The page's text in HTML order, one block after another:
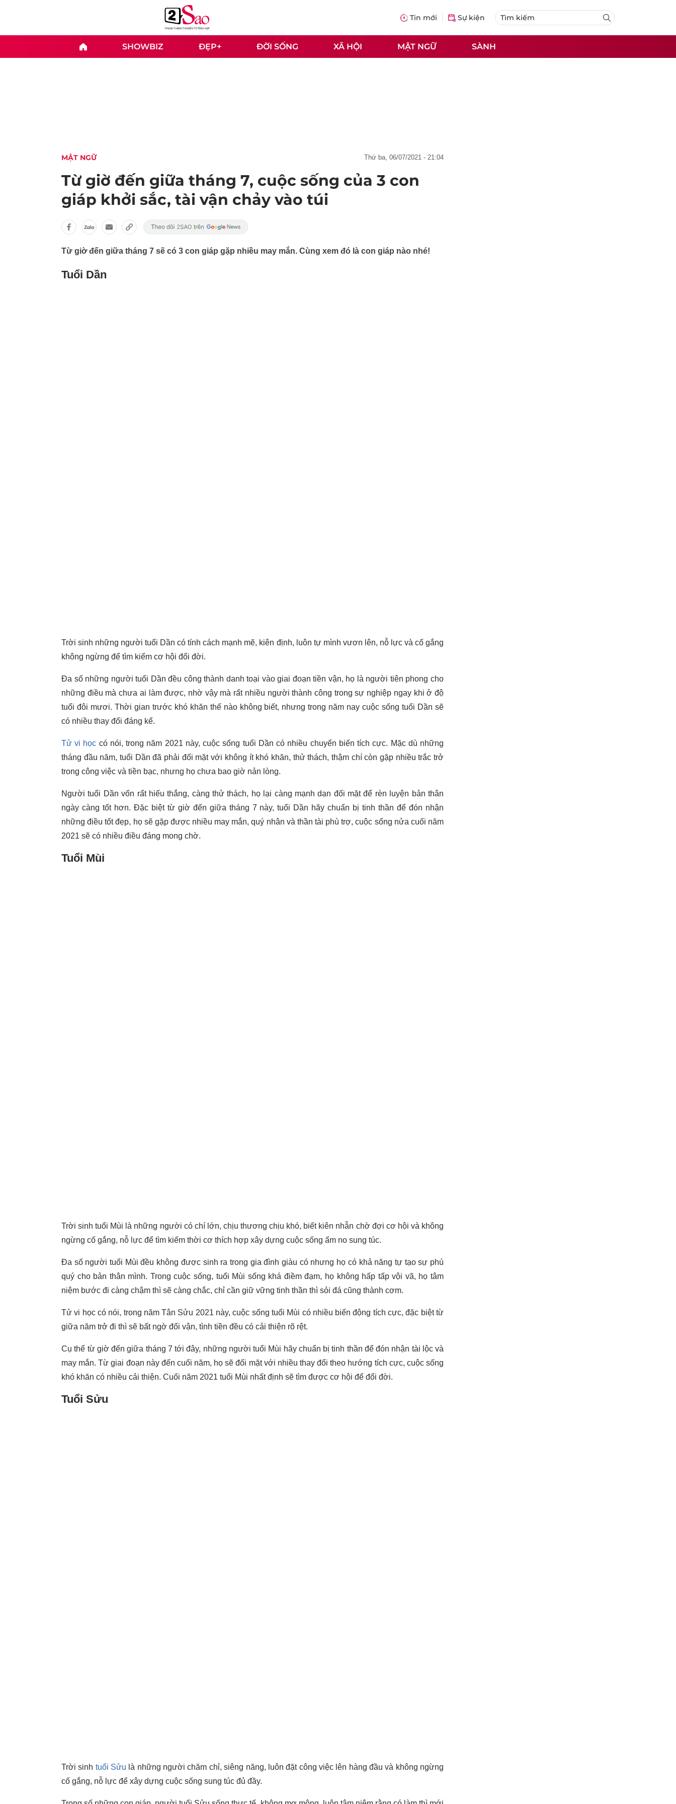
Tin mới Sự kiện
SHOWBIZ ĐẸP+ ĐỜI SỐNG XÃ HỘI MẬT NGỮ SÀNH
MẬT NGỮ thứ ba, 06/07/2021 - 21:04
Từ giờ đến giữa tháng 7, cuộc sống của 3 con
giáp khởi sắc, tài vận chảy vào túi
Từ giờ đến giữa tháng 7 sẽ có 3 con giáp gặp nhiều may mắn. Cùng xem đó là con giáp nào nhé!
Tuổi Dần
Trời sinh những người tuổi Dần có tính cách mạnh mẽ, kiên định, luôn tự mình vươn lên, nỗ lực và cố gắng
không ngừng để tìm kiếm cơ hội đổi đời.
Đa số những người tuổi Dần đều công thành danh toại vào giai đoạn tiền vận, họ là người tiên phong cho
những điều mà chưa ai làm được, nhờ vậy mà rất nhiều người thành công trong sự nghiệp ngay khi ở độ
tuổi đôi mươi. Thời gian trước khó khăn thế nào không biết, nhưng trong năm nay cuộc sống tuổi Dần sẽ
có nhiều thay đổi đáng kể.
Tử vi học có nói, trong năm 2021 này, cuộc sống tuổi Dần có nhiều chuyển biến tích cực. Mặc dù những
tháng đầu năm, tuổi Dần đã phải đối mặt với không ít khó khăn, thử thách, thậm chí còn gặp nhiều trắc trở
trong công việc và tiền bạc, nhưng họ chưa bao giờ nản lòng.
Người tuổi Dần vốn rất hiếu thắng, càng thử thách, họ lại càng mạnh dạn đối mặt để rèn luyện bản thân
ngày càng tốt hơn. Đặc biệt từ giờ đến giữa tháng 7 này, tuổi Dần hãy chuẩn bị tinh thần để đón nhận
những điều tốt đẹp, họ sẽ gặp được nhiều may mắn, quý nhân và thần tài phù trợ, cuộc sống nửa cuối năm
2021 sẽ có nhiều điều đáng mong chờ.
Tuổi Mùi
Trời sinh tuổi Mùi là những người có chí lớn, chịu thương chịu khó, biết kiên nhẫn chờ đợi cơ hội và không
ngừng cố gắng, nỗ lực để tìm kiếm thời cơ thích hợp xây dựng cuộc sống ấm no sung túc.
Đa số người tuổi Mùi đều không được sinh ra trong gia đình giàu có nhưng họ có khả năng tự tạo sự phú
quý cho bản thân mình. Trong cuộc sống, tuổi Mùi sống khá điềm đạm, họ không hấp tấp vội vã, họ tâm
niệm bước đi càng chậm thì sẽ càng chắc, chỉ cần giữ vững tinh thần thì sỏi đá cũng thành cơm.
Tử vi học có nói, trong năm Tân Sửu 2021 này, cuộc sống tuổi Mùi có nhiều biến động tích cực, đặc biệt từ
giữa năm trở đi thì sẽ bất ngờ đổi vận, tình tiền đều có cải thiện rõ rệt.
Cụ thể từ giờ đến giữa tháng 7 tới đây, những người tuổi Mùi hãy chuẩn bị tinh thần để đón nhận tài lộc và
may mắn. Từ giai đoạn này đến cuối năm, họ sẽ đối mặt với nhiều thay đổi theo hướng tích cực, cuộc sống
khó khăn có nhiều cải thiện. Cuối năm 2021 tuổi Mùi nhất định sẽ tìm được cơ hội để đổi đời.
Tuổi Sửu
Trời sinh tuổi Sửu là những người chăm chỉ, siêng năng, luôn đặt công việc lên hàng đầu và không ngừng
cố gắng, nỗ lực để xây dựng cuộc sống sung túc đủ đầy.